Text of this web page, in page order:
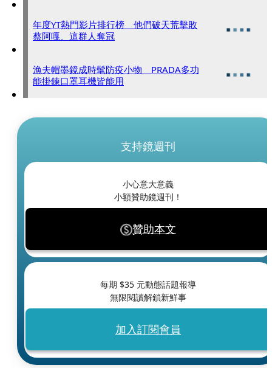
年度YT熱門影片排行榜 他們破天荒擊敗
蔡阿嘎、這群人奪冠
漁夫帽墨鏡成時髦防疫小物 PRADA多功
能掛鍊口罩耳機皆能用
支持鏡週刊
小心意大意義
小額贊助鏡週刊！
贊助本文
每期 $35 元動態話題報導
無限閱讀解鎖新鮮事
加入訂閱會員